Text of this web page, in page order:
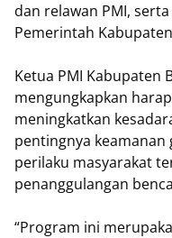
dan relawan PMI,
Pemerintah
Ketua PMI Kabupaten
mengungkapkan
meningkatkan
pentingnya
perilaku masyarakat
penanggulangan
“Program ini